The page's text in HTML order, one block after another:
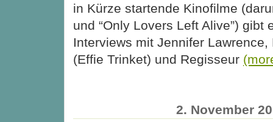
in Kürze startende Kinofilme
und “Only Lovers Left Alive”) gibt
Interviews mit Jennifer
(Effie Trinket) und Regisseur
2. November